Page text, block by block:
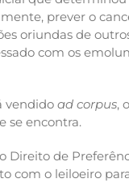
prever o
oriundas de
com os
vendido ad corpus,
se encontra.
Direito de
com o leiloeiro